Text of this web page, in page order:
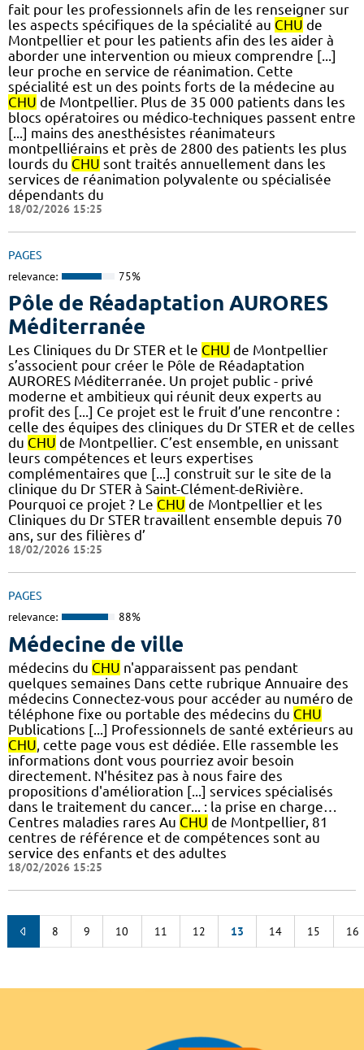
fait pour les professionnels afin de les renseigner sur
les aspects spécifiques de la spécialité au CHU de
Montpellier et pour les patients afin des les aider à
aborder une intervention ou mieux comprendre [...]
leur proche en service de réanimation. Cette
spécialité est un des points forts de la médecine au
CHU de Montpellier. Plus de 35 000 patients dans les
blocs opératoires ou médico-techniques passent entre
[...] mains des anesthésistes réanimateurs
montpelliérains et près de 2800 des patients les plus
lourds du CHU sont traités annuellement dans les
services de réanimation polyvalente ou spécialisée
dépendants du
18/02/2026 15:25
PAGES
relevance: 75%
Pôle de Réadaptation AURORES
Méditerranée
Les Cliniques du Dr STER et le CHU de Montpellier
s’associent pour créer le Pôle de Réadaptation
AURORES Méditerranée. Un projet public - privé
moderne et ambitieux qui réunit deux experts au
profit des [...] Ce projet est le fruit d’une rencontre :
celle des équipes des cliniques du Dr STER et de celles
du CHU de Montpellier. C’est ensemble, en unissant
leurs compétences et leurs expertises
complémentaires que [...] construit sur le site de la
clinique du Dr STER à Saint-Clément-deRivière.
Pourquoi ce projet ? Le CHU de Montpellier et les
Cliniques du Dr STER travaillent ensemble depuis 70
ans, sur des filières d’
18/02/2026 15:25
PAGES
relevance: 88%
Médecine de ville
médecins du CHU n'apparaissent pas pendant
quelques semaines Dans cette rubrique Annuaire des
médecins Connectez-vous pour accéder au numéro de
téléphone fixe ou portable des médecins du CHU
Publications [...] Professionnels de santé extérieurs au
CHU , cette page vous est dédiée. Elle rassemble les
informations dont vous pourriez avoir besoin
directement. N'hésitez pas à nous faire des
propositions d'amélioration [...] services spécialisés
dans le traitement du cancer... : la prise en charge…
Centres maladies rares Au CHU de Montpellier, 81
centres de référence et de compétences sont au
service des enfants et des adultes
18/02/2026 15:25
8 9 10 11 12 13 14 15 16